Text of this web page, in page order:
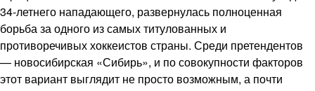
34-летнего нападающего, развернулась полноценная
борьба за одного из самых титулованных и
противоречивых хоккеистов страны. Среди претендентов
— новосибирская «Сибирь», и по совокупности факторов
этот вариант выглядит не просто возможным, а почти